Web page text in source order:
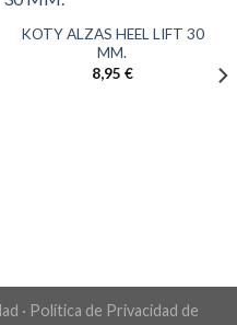
KOTY ALZAS HEEL LIFT 30
MM.
8,95 €
· Política de Privacidad de